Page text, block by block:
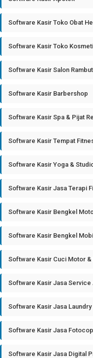
Software Kasir Toko Obat
Software Kasir Toko
Software Kasir Salon Rambut
Software Kasir Barbershop
Software Kasir Spa & Pijat
Software Kasir Tempat
Software Kasir Yoga &
Software Kasir Jasa Terapi
Software Kasir Bengkel
Software Kasir Bengkel Mobil
Software Kasir Cuci Motor &
Software Kasir Jasa Service
Software Kasir Jasa Laundry
Software Kasir Jasa
Software Kasir Jasa Digital